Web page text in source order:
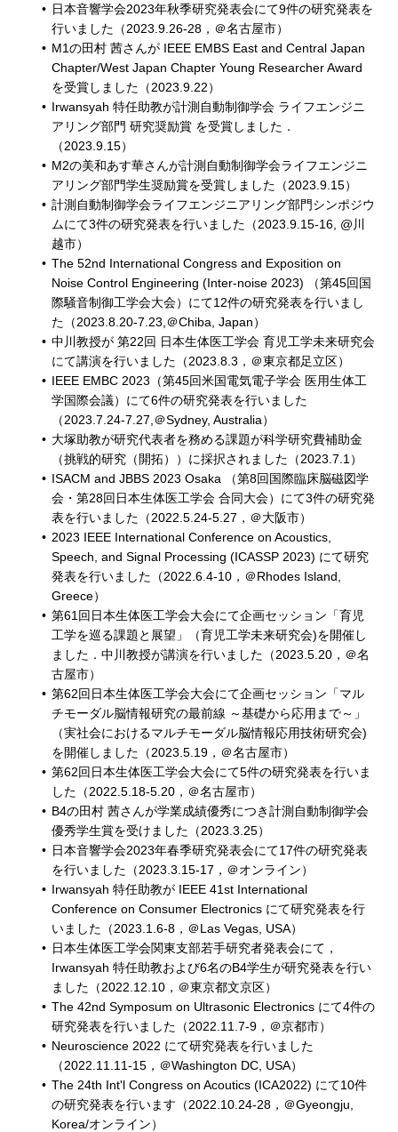
日本音響学会2023年秋季研究発表会にて9件の研究発表を
行いました（2023.9.26-28，＠名古屋市）
M1の田村 茜さんが IEEE EMBS East and Central Japan
Chapter/West Japan Chapter Young Researcher Award
を受賞しました（2023.9.22）
Irwansyah 特任助教が計測自動制御学会 ライフエンジニ
アリング部門 研究奨励賞 を受賞しました．
（2023.9.15）
M2の美和あす華さんが計測自動制御学会ライフエンジニ
アリング部門学生奨励賞を受賞しました（2023.9.15）
計測自動制御学会ライフエンジニアリング部門シンポジウ
ムにて3件の研究発表を行いました（2023.9.15-16, @川
越市）
The 52nd International Congress and Exposition on
Noise Control Engineering (Inter-noise 2023) （第45回国
際騒音制御工学会大会）にて12件の研究発表を行いまし
た（2023.8.20-7.23,＠Chiba, Japan）
中川教授が 第22回 日本生体医工学会 育児工学未来研究会
にて講演を行いました（2023.8.3，＠東京都足立区）
IEEE EMBC 2023（第45回米国電気電子学会 医用生体工
学国際会議）にて6件の研究発表を行いました
（2023.7.24-7.27,＠Sydney, Australia）
大塚助教が研究代表者を務める課題が科学研究費補助金
（挑戦的研究（開拓））に採択されました（2023.7.1）
ISACM and JBBS 2023 Osaka （第8回国際臨床脳磁図学
会・第28回日本生体医工学会 合同大会）にて3件の研究発
表を行いました（2022.5.24-5.27，＠大阪市）
2023 IEEE International Conference on Acoustics,
Speech, and Signal Processing (ICASSP 2023) にて研究
発表を行いました（2022.6.4-10，＠Rhodes Island,
Greece）
第61回日本生体医工学会大会にて企画セッション「育児
工学を巡る課題と展望」（育児工学未来研究会)を開催し
ました．中川教授が講演を行いました（2023.5.20，＠名
古屋市）
第62回日本生体医工学会大会にて企画セッション「マル
チモーダル脳情報研究の最前線 ～基礎から応用まで～」
（実社会におけるマルチモーダル脳情報応用技術研究会)
を開催しました（2023.5.19，＠名古屋市）
第62回日本生体医工学会大会にて5件の研究発表を行いま
した（2022.5.18-5.20，＠名古屋市）
B4の田村 茜さんが学業成績優秀につき計測自動制御学会
優秀学生賞を受けました（2023.3.25）
日本音響学会2023年春季研究発表会にて17件の研究発表
を行いました（2023.3.15-17，＠オンライン）
Irwansyah 特任助教が IEEE 41st International
Conference on Consumer Electronics にて研究発表を行
いました（2023.1.6-8，＠Las Vegas, USA）
日本生体医工学会関東支部若手研究者発表会にて，
Irwansyah 特任助教および6名のB4学生が研究発表を行い
ました（2022.12.10，＠東京都文京区）
The 42nd Symposum on Ultrasonic Electronics にて4件の
研究発表を行いました（2022.11.7-9，＠京都市）
Neuroscience 2022 にて研究発表を行いました
（2022.11.11-15，＠Washington DC, USA）
The 24th Int'l Congress on Acoutics (ICA2022) にて10件
の研究発表を行います（2022.10.24-28，＠Gyeongju,
Korea/オンライン）